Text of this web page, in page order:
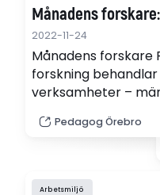
Månadens
2022-11-24
Månadens forskare
forskning
verksamheter –
manliga
av slutsatserna av
handling.
Pedagog Örebro
Arbetsmiljö